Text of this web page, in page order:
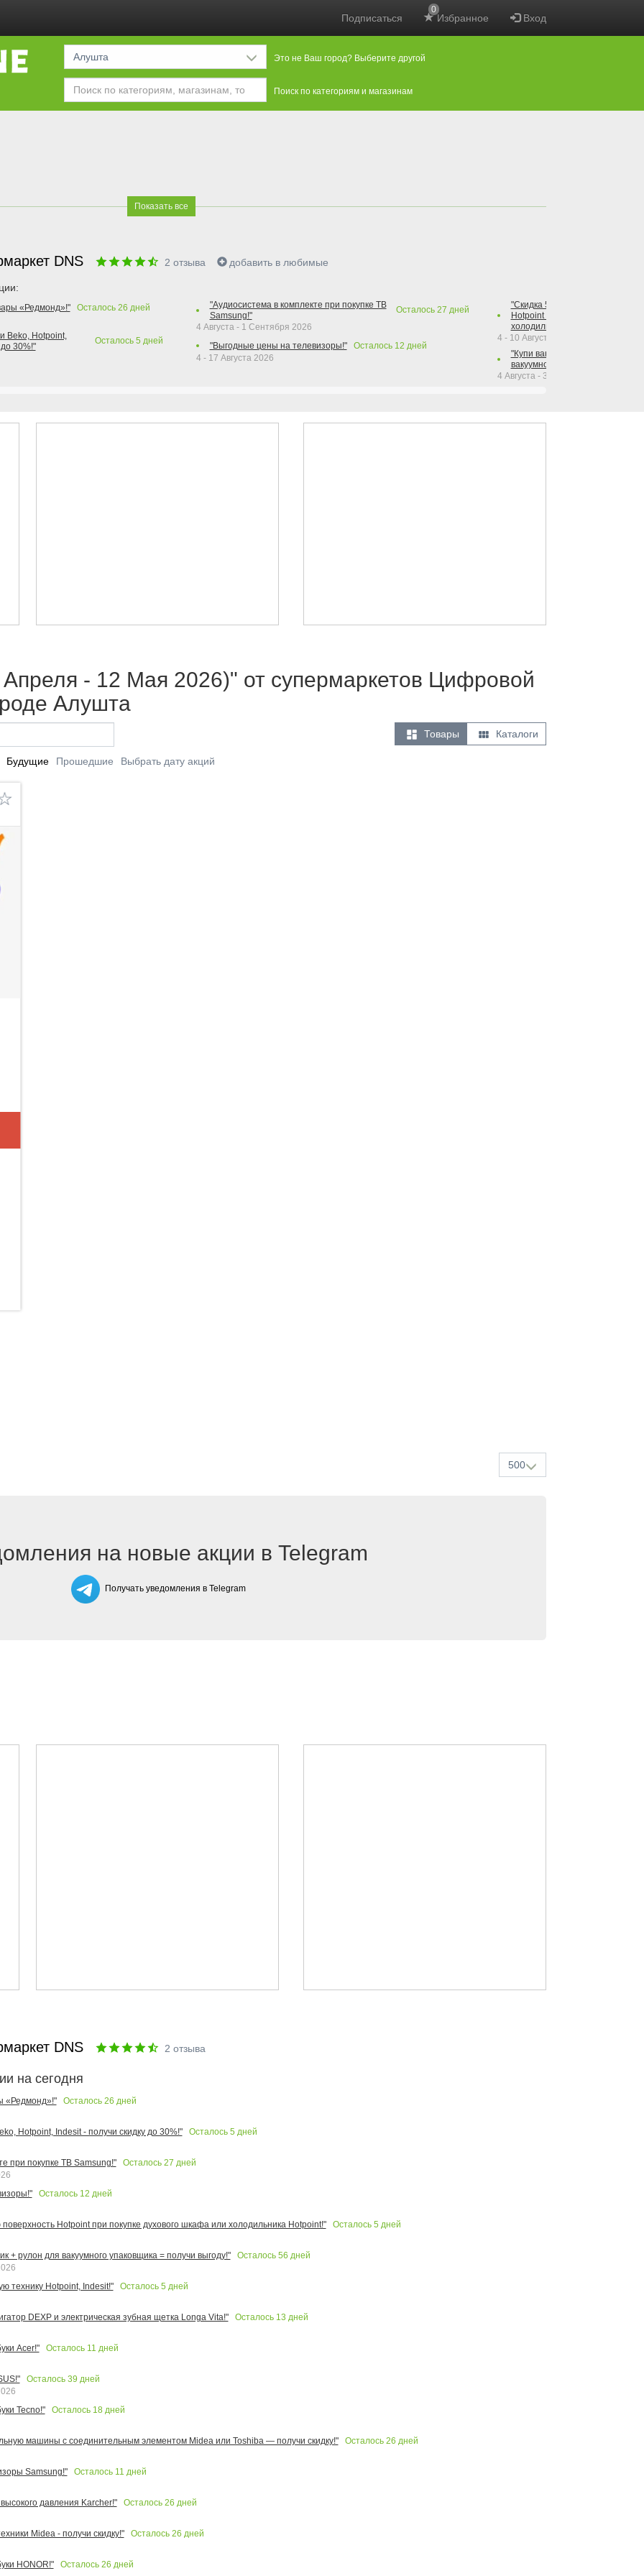
Подписаться Избранное
0
Вход
Алушта Это не Ваш город? Выберите другой
Поиск по категориям и магазинам
Показать все
DNS 2 отзыва добавить в любимые
«Редмонд»!" Осталось 26 дней
Beko, Hotpoint,
30%!"
Осталось 5 дней
"Аудиосистема в комплекте при покупке ТВ
Samsung!"
Осталось 27 дней
4 Августа - 1 Сентября 2026
"Выгодные цены на телевизоры!"
Осталось 12 дней
4 - 17 Августа 2026
"Скидка 50% на варочную
Hotpoint при покупке духового
холодильника Hotpoint!"
4 - 10 Августа 2026
"Купи вакуумный упаковщик +
вакуумного упаковщика =
4 Августа - 30 Сентября 2026
- 12 Мая 2026)" от супермаркетов Цифровой
Алушта
 Товары  Каталоги
Будущие Прошедшие Выбрать дату акций
500
на новые акции в Telegram
Получать уведомления в Telegram
DNS 2 отзыва
на сегодня
«Редмонд»!" Осталось 26 дней
Hotpoint, Indesit - получи скидку до 30%!" Осталось 5 дней
при покупке ТВ Samsung!" Осталось 27 дней
Осталось 12 дней
Hotpoint при покупке духового шкафа или холодильника Hotpoint!" Осталось 5 дней
+ рулон для вакуумного упаковщика = получи выгоду!" Осталось 56 дней
технику Hotpoint, Indesit!"
Осталось 5 дней
DEXP и электрическая зубная щетка Longa Vita!" Осталось 13 дней
Acer!" Осталось 11 дней
Осталось 39 дней
Tecno!"
Осталось 18дней
машины с соединительным элементом Midea или Toshiba — получи скидку!" Осталось 26 дней
Samsung!" Осталось 11 дней
давления Karcher!" Осталось 26 дней
Midea - получи скидку!" Осталось 26 дней
HONOR!" Осталось 26 дней